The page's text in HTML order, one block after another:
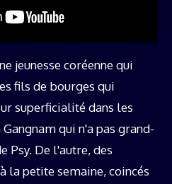
jeunesse coréenne qui
fils de bourges qui
superficialité dans les
qui n'a pas grand-
Psy. De l'autre, des
la petite semaine, coincés